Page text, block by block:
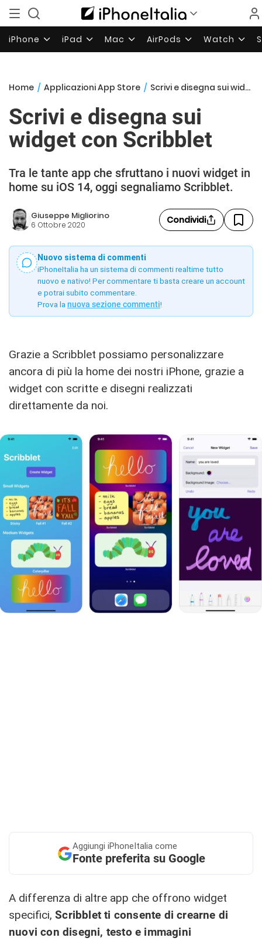
iPhone iPad Mac AirPods Watch
Home / Applicazioni App Store / Scrivi e disegna sui widget con Scribblet
Scrivi e disegna sui
widget con Scribblet
Tra le tante app che sfruttano i nuovi widget in
home su iOS 14, oggi segnaliamo Scribblet.
Giuseppe Migliorino
6 Ottobre 2020 Condividi
Nuovo sistema di commenti
iPhoneItalia ha un sistema di commenti realtime tutto
nuovo e nativo! Per commentare ti basta creare un account
e potrai subito commentare.
Prova la nuova sezione commenti!
Grazie a Scribblet possiamo personalizzare
ancora di più la home dei nostri iPhone, grazie a
widget con scritte e disegni realizzati
direttamente da noi.
Aggiungi iPhoneItalia come
Fonte preferita su Google
A differenza di altre app che offrono widget
specifici, Scribblet ti consente di crearne di
nuovi con disegni, testo e immagini